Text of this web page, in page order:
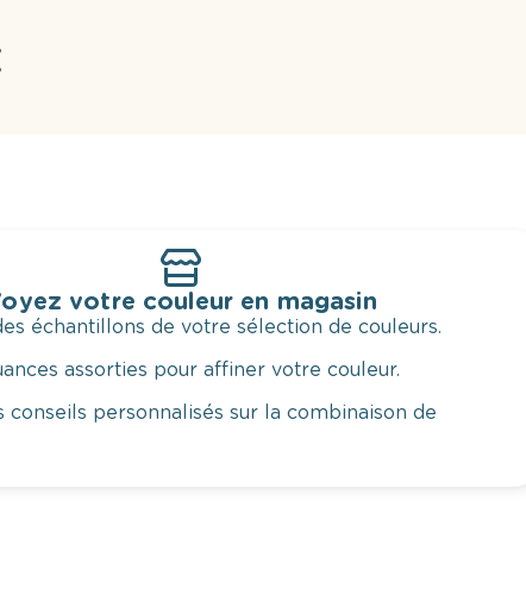
votre couleur en magasin
échantillons de votre sélection de couleurs.
assorties pour affiner votre couleur.
conseils personnalisés sur la combinaison de